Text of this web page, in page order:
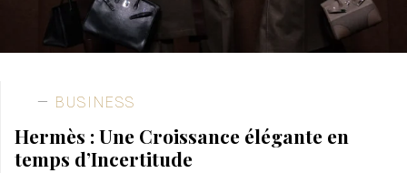
BUSINESS
Hermès : Une Croissance élégante en
temps d’Incertitude